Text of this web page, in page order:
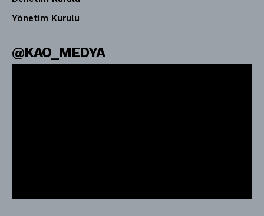
Yönetim Kurulu
@KAO_MEDYA